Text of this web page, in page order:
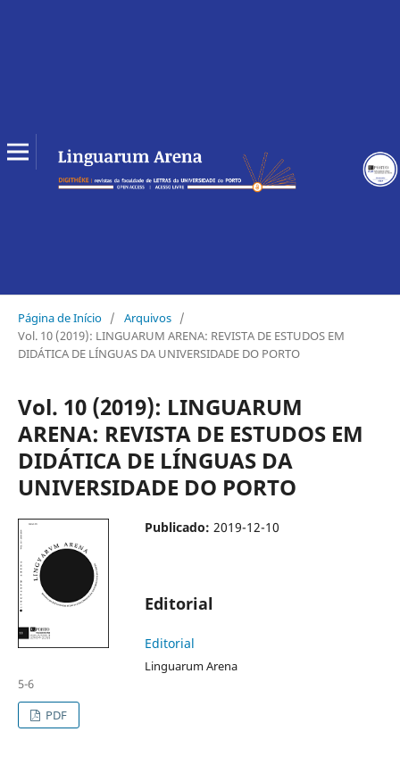
Página de Início / Arquivos /
Vol. 10 (2019): LINGUARUM ARENA: REVISTA DE ESTUDOS EM
DIDÁTICA DE LÍNGUAS DA UNIVERSIDADE DO PORTO
Vol. 10 (2019): LINGUARUM
ARENA: REVISTA DE ESTUDOS EM
DIDÁTICA DE LÍNGUAS DA
UNIVERSIDADE DO PORTO
Publicado: 2019-12-10
Editorial
Editorial
Linguarum Arena
5-6
PDF